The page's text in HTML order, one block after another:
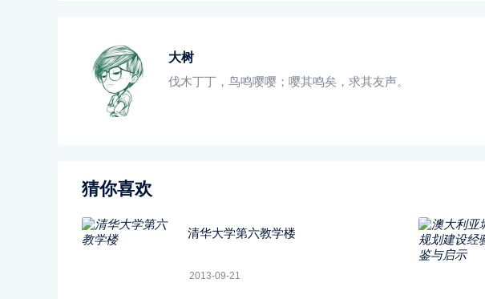
大树
伐木丁丁，鸟鸣嘤嘤；嘤其鸣矣，求其友声。
猜你喜欢
清华大学第六教学楼
2013-09-21